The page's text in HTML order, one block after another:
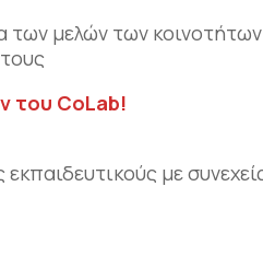
των μελών των κοινοτήτων
του CoLab!
με